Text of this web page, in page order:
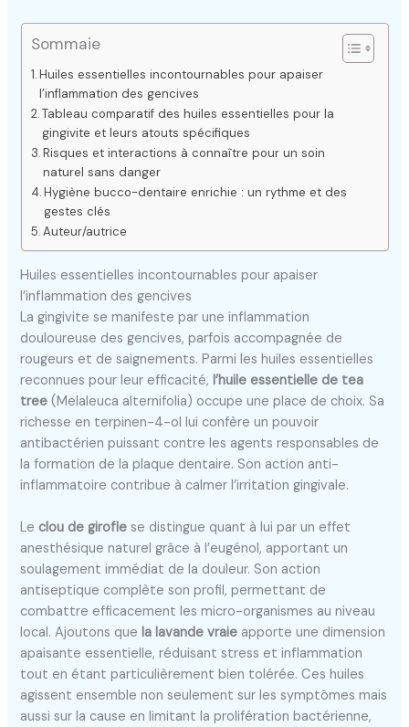
Sommaie
Huiles essentielles incontournables pour apaiser
l’inflammation des gencives
Tableau comparatif des huiles essentielles pour la
gingivite et leurs atouts spécifiques
Risques et interactions à connaître pour un soin
naturel sans danger
Hygiène bucco-dentaire enrichie : un rythme et des
gestes clés
Auteur/autrice
Huiles essentielles incontournables pour apaiser
l’inflammation des gencives
La gingivite se manifeste par une inflammation
douloureuse des gencives, parfois accompagnée de
rougeurs et de saignements. Parmi les huiles essentielles
reconnues pour leur efficacité,l’huile essentielle de tea
tree (Melaleuca alternifolia) occupe une place de choix. Sa
richesse en terpinen-4-ol lui confère un pouvoir
antibactérien puissant contre les agents responsables de
la formation de la plaque dentaire. Son action anti-
inflammatoire contribue à calmer l’irritation gingivale.
Le clou de girofle se distingue quant à lui par un effet
anesthésique naturel grâce à l’eugénol, apportant un
soulagement immédiat de la douleur. Son action
antiseptique complète son profil, permettant de
combattre efficacement les micro-organismes au niveau
local. Ajoutons quela lavande vraie apporte une dimension
apaisante essentielle, réduisant stress et inflammation
tout en étant particulièrement bien tolérée. Ces huiles
agissent ensemble non seulement sur les symptômes mais
aussi sur la cause en limitant la prolifération bactérienne,